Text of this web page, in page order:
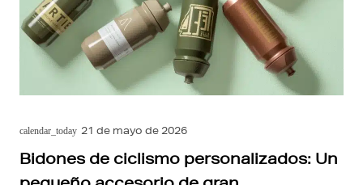
calendar_today 21 de mayo de 2026
Bidones de ciclismo personalizados: Un